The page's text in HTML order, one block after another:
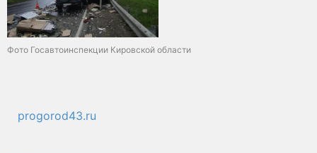
Фото Госавтоинспекции Кировской области
progorod43.ru